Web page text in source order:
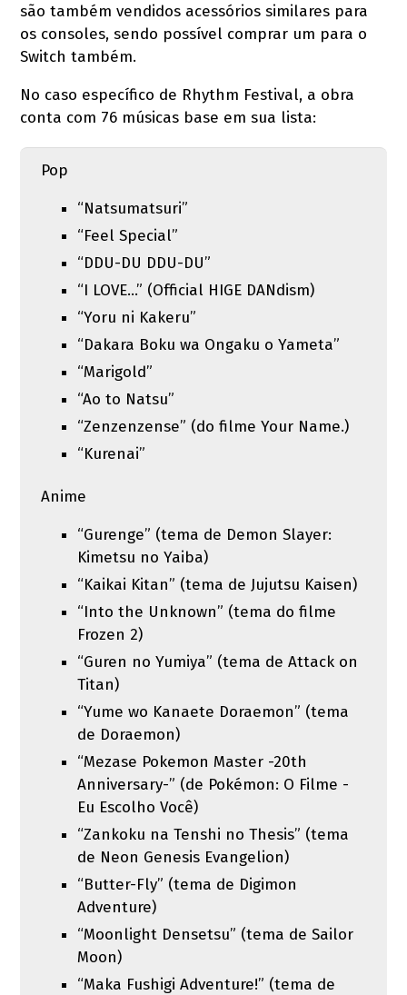
são também vendidos acessórios similares para
os consoles, sendo possível comprar um para o
Switch também.
No caso específico de Rhythm Festival, a obra
conta com 76 músicas base em sua lista:
Pop
“Natsumatsuri”
“Feel Special”
“DDU-DU DDU-DU”
“I LOVE…” (Official HIGE DANdism)
“Yoru ni Kakeru”
“Dakara Boku wa Ongaku o Yameta”
“Marigold”
“Ao to Natsu”
“Zenzenzense” (do filme Your Name.)
“Kurenai”
Anime
“Gurenge” (tema de Demon Slayer:
Kimetsu no Yaiba)
“Kaikai Kitan” (tema de Jujutsu Kaisen)
“Into the Unknown” (tema do filme
Frozen 2)
“Guren no Yumiya” (tema de Attack on
Titan)
“Yume wo Kanaete Doraemon” (tema
de Doraemon)
“Mezase Pokemon Master -20th
Anniversary-” (de Pokémon: O Filme -
Eu Escolho Você)
“Zankoku na Tenshi no Thesis” (tema
de Neon Genesis Evangelion)
“Butter-Fly” (tema de Digimon
Adventure)
“Moonlight Densetsu” (tema de Sailor
Moon)
“Maka Fushigi Adventure!” (tema de